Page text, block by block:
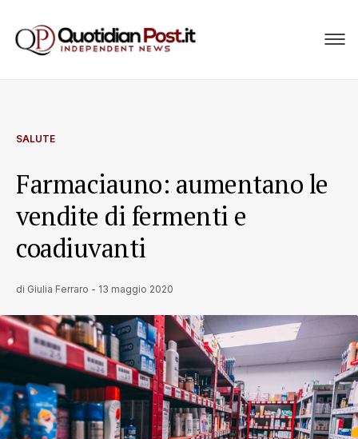
SALUTE
Farmaciauno: aumentano le
vendite di fermenti e
coadiuvanti
di Giulia Ferraro - 13 maggio 2020